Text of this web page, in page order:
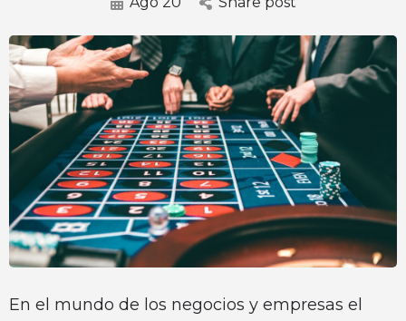
En el mundo de los negocios y empresas el